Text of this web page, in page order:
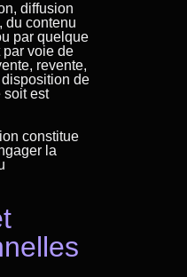
diffusion
du contenu
par quelque
par voie de
revente,
de
soit est
constitue
la